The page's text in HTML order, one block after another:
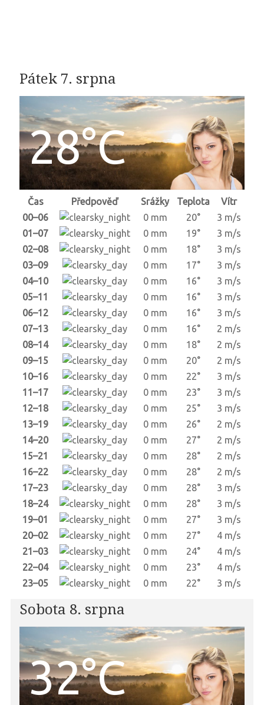
Pátek 7. srpna
28°C
Čas Předpověď Srážky Teplota
Vítr
00–06
0 mm 20°
3 m/s
01–07
0 mm 19°
3 m/s
02–08
0 mm 18°
3 m/s
03–09
0 mm 17°
3 m/s
04–10
0 mm 16°
3 m/s
05–11
0 mm 16°
3 m/s
06–12
0 mm 16°
3 m/s
07–13
0 mm 16°
2 m/s
08–14
0 mm 18°
2 m/s
09–15
0 mm 20°
2 m/s
10–16
0 mm 22°
3 m/s
11–17
0 mm 23°
3 m/s
12–18
0 mm 25°
3 m/s
13–19
0 mm 26°
2 m/s
14–20
0 mm 27°
2 m/s
15–21
0 mm 28°
2 m/s
16–22
0 mm 28°
2 m/s
17–23
0 mm 28°
3 m/s
18–24
0 mm 28°
3 m/s
19–01
0 mm 27°
3 m/s
20–02
0 mm 27°
4 m/s
21–03
0 mm 24°
4 m/s
22–04
0 mm 23°
4 m/s
23–05
0 mm 22° 3 m/s
Sobota 8. srpna
32°C